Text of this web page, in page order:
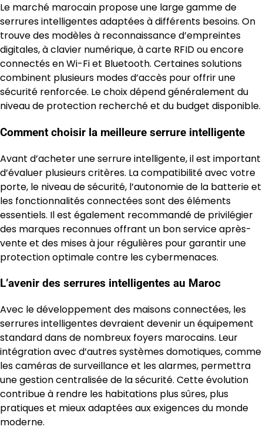
Le marché marocain propose une large gamme de
serrures intelligentes adaptées à différents besoins. On
trouve des modèles à reconnaissance d’empreintes
digitales, à clavier numérique, à carte RFID ou encore
connectés en Wi-Fi et Bluetooth. Certaines solutions
combinent plusieurs modes d’accès pour offrir une
sécurité renforcée. Le choix dépend généralement du
niveau de protection recherché et du budget disponible.
Comment choisir la meilleure serrure intelligente
Avant d’acheter une serrure intelligente, il est important
d’évaluer plusieurs critères. La compatibilité avec votre
porte, le niveau de sécurité, l’autonomie de la batterie et
les fonctionnalités connectées sont des éléments
essentiels. Il est également recommandé de privilégier
des marques reconnues offrant un bon service après-
vente et des mises à jour régulières pour garantir une
protection optimale contre les cybermenaces.
L’avenir des serrures intelligentes au Maroc
Avec le développement des maisons connectées, les
serrures intelligentes devraient devenir un équipement
standard dans de nombreux foyers marocains. Leur
intégration avec d’autres systèmes domotiques, comme
les caméras de surveillance et les alarmes, permettra
une gestion centralisée de la sécurité. Cette évolution
contribue à rendre les habitations plus sûres, plus
pratiques et mieux adaptées aux exigences du monde
moderne.